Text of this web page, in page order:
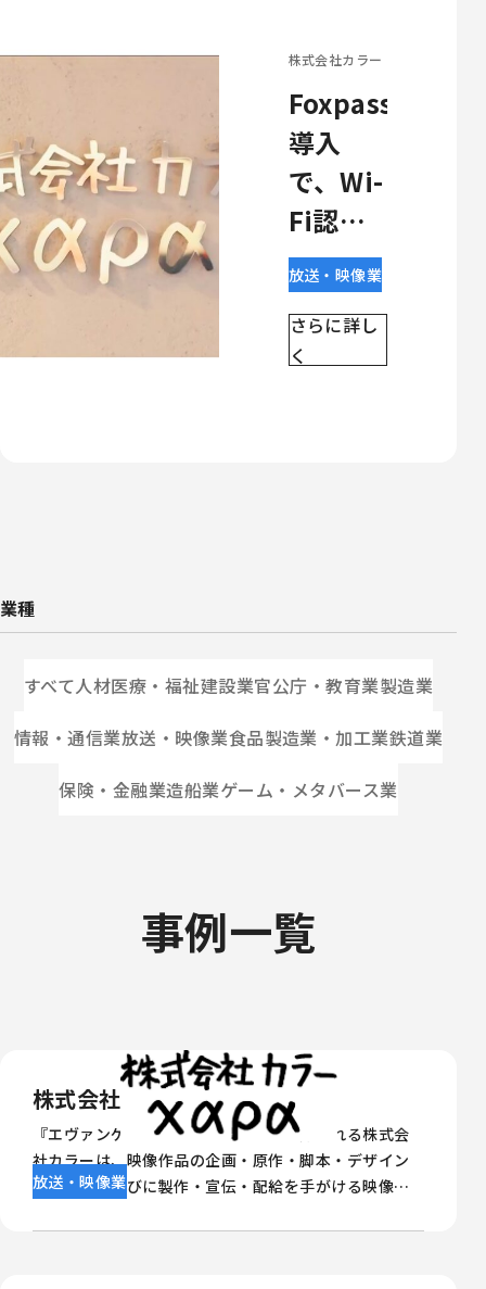
Foxpass
導入
で、Wi-
Fi認証
とネッ
トワー
クアク
セス管
な端末
運用と
リティ
株式会社カラー
放送・映像業
さらに詳し
く
業種
すべて人材医療・福祉建設業官公庁・教育業製造業
情報・通信業放送・映像業食品製造業・加工業鉄道業
保険・金融業造船業ゲーム・メタバース業
事例一覧
株式会社カラー
『エヴァンゲリオン』シリーズなどで知られる株式会
社カラーは、映像作品の企画・原作・脚本・デザイン
等の開発ならびに製作・宣伝・配給を手がける映像企
の出入りが多い環境のなか、Wi-Fi認証やアクセス管理
放送・映像業